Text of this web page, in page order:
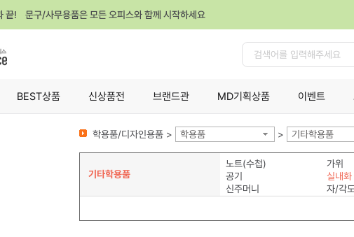
끝! 문구/사무용품은 모든 오피스와 함께 시작하세요
BEST상품 신상품전 브랜드관 MD기획상품 이벤트
학용품/디자인용품 > 학용품 > 기타학용품
기타학용품
노트(수첩) 가위
공기
실내화
신주머니
자/각